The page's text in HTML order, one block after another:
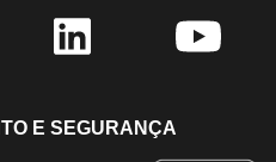
E SEGURANÇA